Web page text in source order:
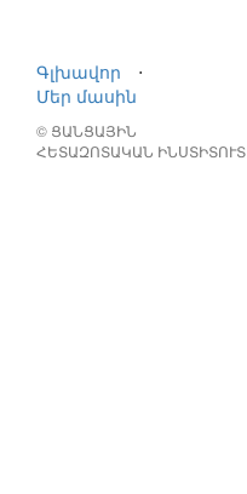
Գլխավոր
⋅
Մեր մասին
© ՑԱՆՑԱՅԻՆ
ՀԵՏԱԶՈՏԱԿԱՆ ԻՆՍՏԻՏՈՒՏ